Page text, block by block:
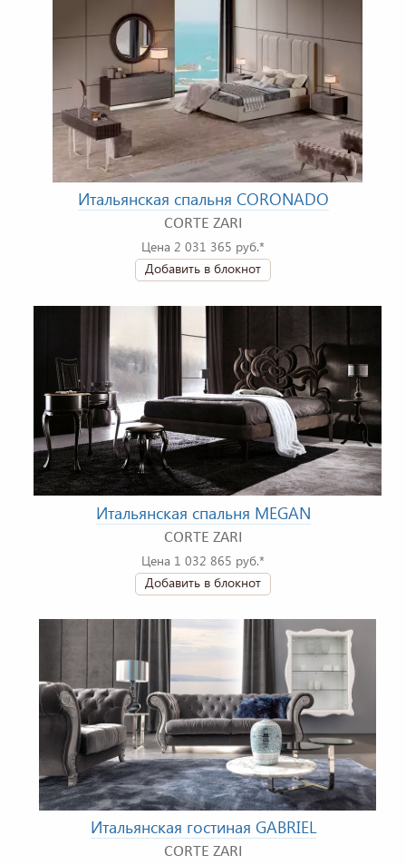
Итальянская спальня CORONADO
CORTE ZARI
Цена 2 031 365 руб.*
Добавить в блокнот
Итальянская спальня MEGAN
CORTE ZARI
Цена 1 032 865 руб.*
Добавить в блокнот
Итальянская гостиная GABRIEL
CORTE ZARI